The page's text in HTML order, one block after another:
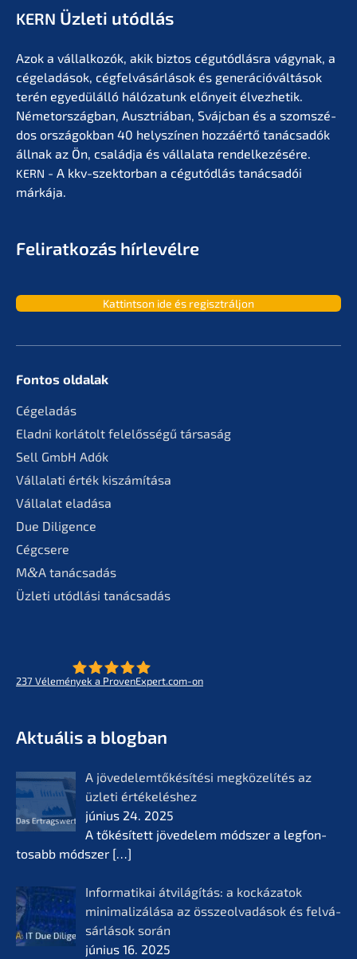
KERN Üzleti utódlás
Azok a vállal­ko­zók, akik biztos cégutód­lás­ra vágynak, a
cégela­dá­sok, cégfel­vá­sár­lá­sok és generá­ció­vál­tá­sok
terén egyedülál­ló hálóza­tunk előny­eit élvez­he­tik.
Németor­szág­ban, Ausztriá­ban, Svájc­ban és a szomszé­
dos orszá­gok­ban 40 helyszí­nen hozzá­értő tanác­sa­dók
állnak az Ön, család­ja és vállala­ta rendel­ke­zé­sé­re.
KERN - A kkv-szektor­ban a cégutód­lás tanác­sa­dói
márkája.
Feliratko­zás hírlevélre
Kattint­son ide és regisztráljon
Fontos oldalak
Cégela­dás
Eladni korlá­tolt felelős­sé­gű társaság
Sell GmbH Adók
Vállala­ti érték kiszámítása
Válla­lat eladása
Due Diligence
Cégcse­re
M&A tanác­sa­dás
Üzleti utódlá­si tanácsadás
237 Vélemé­ny­ek a ProvenExpert.com-on
Aktuá­lis a blogban
A jövedelem­tőké­sí­té­si megkö­ze­lí­tés az
üzleti értékelés­hez
június 24. 2025
A tőkésí­tett jövede­lem módszer a legfon­
tosabb módszer […]
Infor­ma­ti­kai átvilá­gí­tás: a kocká­z­a­tok
minima­li­zá­lá­sa az összeol­va­dá­sok és felvá­
sár­lá­sok során
június 16. 2025